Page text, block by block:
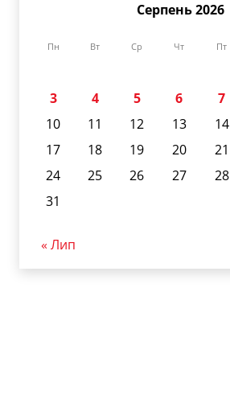
Серпень 2026
Пн Вт Ср Чт Пт
3
4 5 6 7
10
11 12 13 14
17
18 19 20 21
24
25 26 27 28
31
« Лип